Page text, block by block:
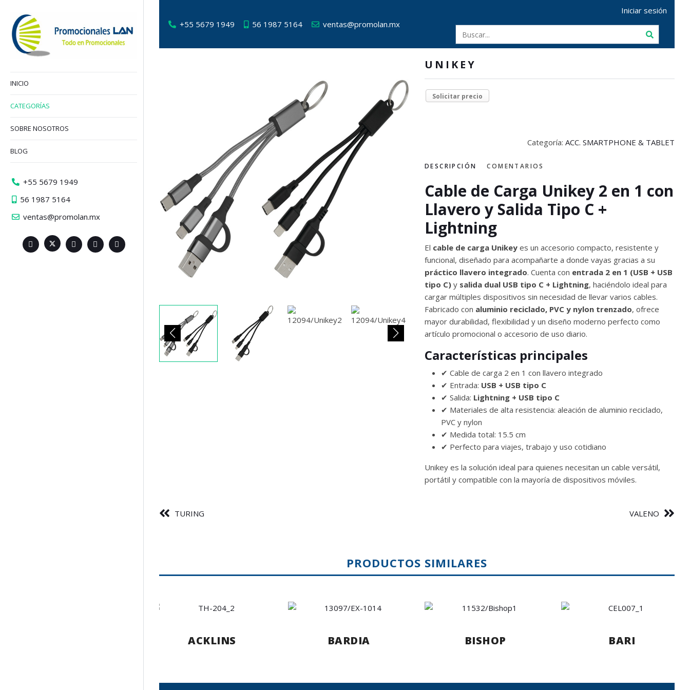
+55 5679 1949 56 1987 5164 ventas@promolan.mx
Iniciar sesión
UNIKEY
Solicitar precio
Categoría: ACC. SMARTPHONE & TABLET
DESCRIPCIÓN COMENTARIOS
Cable de Carga Unikey 2 en 1 con
Llavero y Salida Tipo C +
Lightning
El cable de carga Unikey es un accesorio compacto, resistente y
funcional, diseñado para acompañarte a donde vayas gracias a su
práctico llavero integrado. Cuenta con entrada 2 en 1 (USB + USB
tipo C) y salida dual USB tipo C + Lightning, haciéndolo ideal para
cargar múltiples dispositivos sin necesidad de llevar varios cables.
Fabricado con aluminio reciclado, PVC y nylon trenzado, ofrece
mayor durabilidad, flexibilidad y un diseño moderno perfecto como
artículo promocional o accesorio de uso diario.
Características principales
✔ Cable de carga 2 en 1 con llavero integrado
✔ Entrada: USB + USB tipo C
✔ Salida: Lightning + USB tipo C
✔ Materiales de alta resistencia: aleación de aluminio reciclado,
PVC y nylon
✔ Medida total: 15.5 cm
✔ Perfecto para viajes, trabajo y uso cotidiano
Unikey es la solución ideal para quienes necesitan un cable versátil,
portátil y compatible con la mayoría de dispositivos móviles.
TURING VALENO
PRODUCTOS SIMILARES
ACKLINS BARDIA BISHOP BARI
INICIO
CATEGORÍAS
SOBRE NOSOTROS
BLOG
+55 5679 1949
56 1987 5164
ventas@promolan.mx